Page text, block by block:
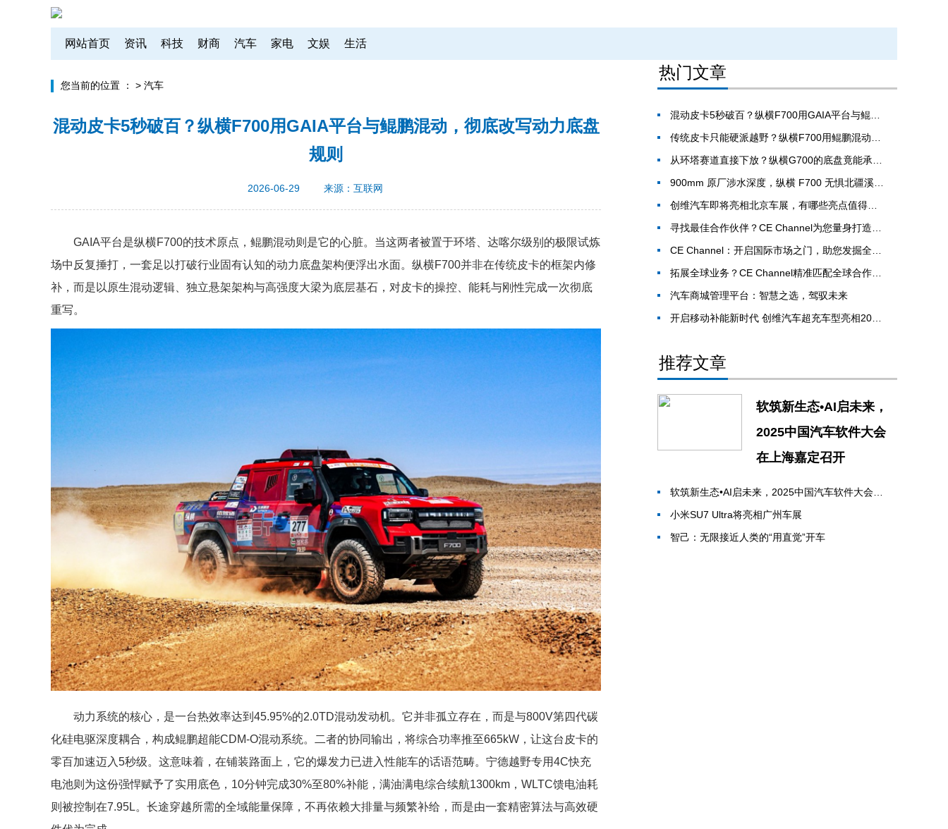
网站首页 资讯 科技 财商 汽车 家电 文娱 生活
您当前的位置 ： > 汽车
混动皮卡5秒破百？纵横F700用GAIA平台与鲲鹏混动，彻底改写动力底盘
规则
2026-06-29 来源：互联网
GAIA平台是纵横F700的技术原点，鲲鹏混动则是它的心脏。当这两者被置于环塔、达喀尔级别的极限试炼
场中反复捶打，一套足以打破行业固有认知的动力底盘架构便浮出水面。纵横F700并非在传统皮卡的框架内修
补，而是以原生混动逻辑、独立悬架架构与高强度大梁为底层基石，对皮卡的操控、能耗与刚性完成一次彻底
重写。
动力系统的核心，是一台热效率达到45.95%的2.0TD混动发动机。它并非孤立存在，而是与800V第四代碳
化硅电驱深度耦合，构成鲲鹏超能CDM-O混动系统。二者的协同输出，将综合功率推至665kW，让这台皮卡的
零百加速迈入5秒级。这意味着，在铺装路面上，它的爆发力已进入性能车的话语范畴。宁德越野专用4C快充
电池则为这份强悍赋予了实用底色，10分钟完成30%至80%补能，满油满电综合续航1300km，WLTC馈电油耗
则被控制在7.95L。长途穿越所需的全域能量保障，不再依赖大排量与频繁补给，而是由一套精密算法与高效硬
热门文章
汽车商城管理平台：智慧之选，驾驭未来
推荐文章
软筑新生态•AI启未来，
2025中国汽车软件大会
在上海嘉定召开
小米SU7 Ultra将亮相广州车展
智己：无限接近人类的“用直觉”开车